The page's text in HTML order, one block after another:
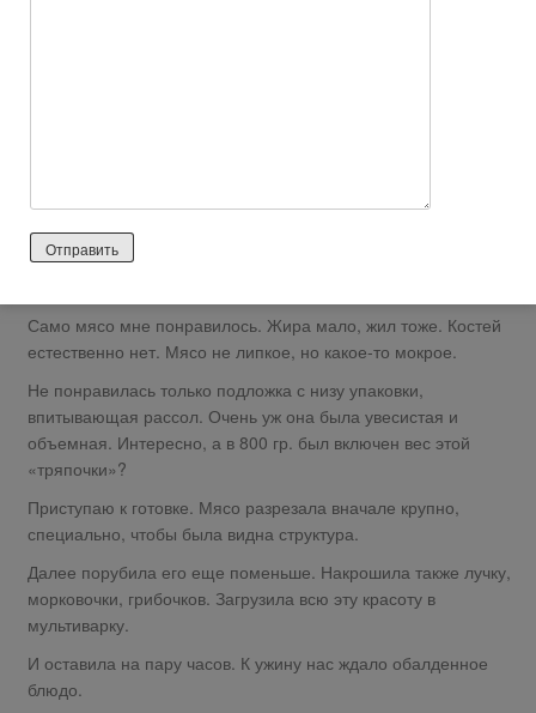
диете.
А вот этот же кусочек, но без упаковки. Вид спереди:
Само мясо мне понравилось. Жира мало, жил тоже. Костей
естественно нет. Мясо не липкое, но какое-то мокрое.
Не понравилась только подложка с низу упаковки,
впитывающая рассол. Очень уж она была увесистая и
объемная. Интересно, а в 800 гр. был включен вес этой
«тряпочки»?
Приступаю к готовке. Мясо разрезала вначале крупно,
специально, чтобы была видна структура.
Далее порубила его еще поменьше. Накрошила также лучку,
морковочки, грибочков. Загрузила всю эту красоту в
мультиварку.
И оставила на пару часов. К ужину нас ждало обалденное
блюдо.